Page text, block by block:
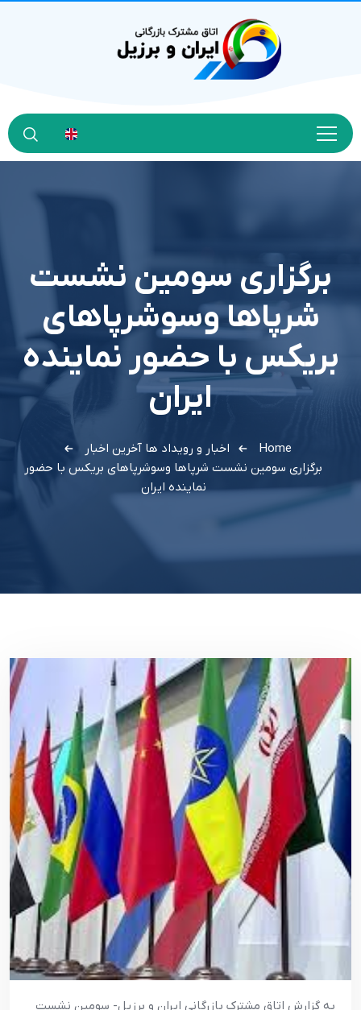
برگزاری سومین نشست
شرپاها وسوشرپاهای
بریکس با حضور نماینده
ایران
Home اخبار و رویداد ها آخرین اخبار
برگزاری سومین نشست شرپاها وسوشرپاهای بریکس با حضور
نماینده ایران
به گزارش اتاق مشترک بازرگانی ایران و برزیل- سومین نشست